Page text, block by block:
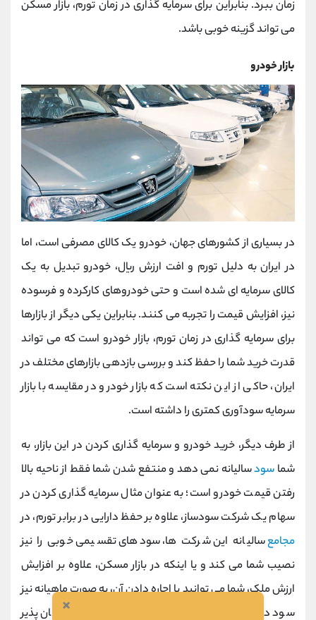
زمان ببرد. بنابراین برای سرمایه گذاری در زمان تورم، بازار مسکن
می تواند گزینه خوبی باشد.
بازار خودرو
در بسیاری از کشورهای جهان، خودرو یک کالای مصرفی است، اما
در ایران به دلیل تورم و افت ارزش ریال، خودرو تبدیل به یک
کالای سرمایه ای شده است و حتی خودروهای کارکرده و فرسوده
نیز، افزایش قیمت را تجربه می کنند. بنابراین یکی دیگر از بازارها
برای سرمایه گذاری در زمان تورم، بازار خودرو است که می تواند
قدرت خرید شما را حفظ کند و بررسی بازدهی بازارهای مختلف در
ایران، حاکی از این نکته است که بازار خودرو در مقایسه با بازار
سرمایه سودآوری کمتری را داشته است.
از طرف دیگر، خرید خودرو و سرمایه گذاری کردن در این بازار، به
شما سودسالیانه نمی دهد و منتفع شدن شما فقط از ناحیه بالا
رفتن قیمت خودرو است؛ به عنوان مثال سرمایه گذاری کردن در
سهام یک شرکت سودساز، علاوه بر حفظ دارایی در برابر تورم، در
مجامعسالیانه این شرکت ها، سودهای تقسیمی خوبی را نیز
نصیب شما می کند و یا اینکه در بازار مسکن، علاوه بر افزایش
ارزش ملک، شما می توانید با اجاره دادن آن، به صورت ماهیانه نیز
سود دریافت کنید. اما در بازار خودرو، چنین چیزی امکان پذیر
×